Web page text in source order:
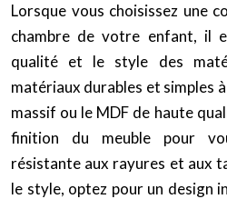
Lorsque vous choisissez une
chambre de votre enfant, il
qualité et le style des
matériaux durables et simples
massif ou le MDF de haute
finition du meuble pour
résistante aux rayures et aux
le style, optez pour un design